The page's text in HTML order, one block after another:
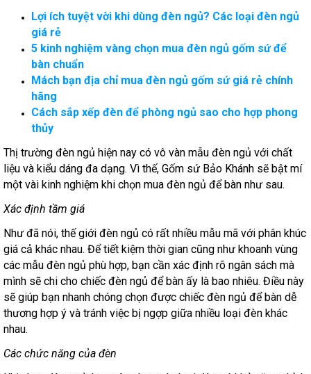
Lợi ích tuyệt vời khi dùng đèn ngủ? Các loại đèn ngủ
giá rẻ
5 kinh nghiệm vàng chọn mua đèn ngủ gốm sứ để
bàn chuẩn
Mách bạn địa chỉ mua đèn ngủ gốm sứ giá rẻ chính
hãng
Cách sắp xếp đèn để phòng ngủ sao cho hợp phong
thủy
Thị trường đèn ngủ hiện nay có vô vàn mẫu đèn ngủ với chất
liệu và kiểu dáng đa dạng. Vì thế, Gốm sứ Bảo Khánh sẽ bật mí
một vài kinh nghiệm khi chọn mua đèn ngủ để bàn như sau.
Xác định tầm giá
Như đã nói, thế giới đèn ngủ có rất nhiều mẫu mã với phân khúc
giá cả khác nhau. Để tiết kiệm thời gian cũng như khoanh vùng
các mẫu đèn ngủ phù hợp, bạn cần xác định rõ ngân sách mà
mình sẽ chi cho chiếc đèn ngủ để bàn ấy là bao nhiêu. Điều này
sẽ giúp bạn nhanh chóng chọn được chiếc đèn ngủ để bàn dễ
thương hợp ý và tránh việc bị ngợp giữa nhiều loại đèn khác
nhau.
Các chức năng của đèn